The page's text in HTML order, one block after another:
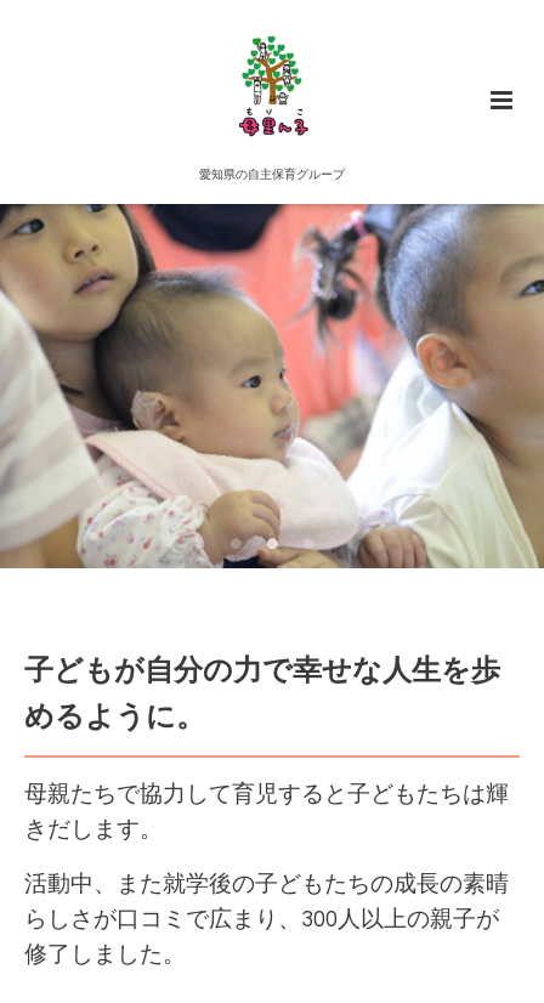
愛知県の自主保育グループ
子どもが自分の力で幸せな人生を歩
めるように。
母親たちで協力して育児すると 子どもたちは輝
きだします。
活動中、また就学後の子どもたちの成長の素晴
らしさが口コミで広まり、 300人以上の親子が
修了しました。